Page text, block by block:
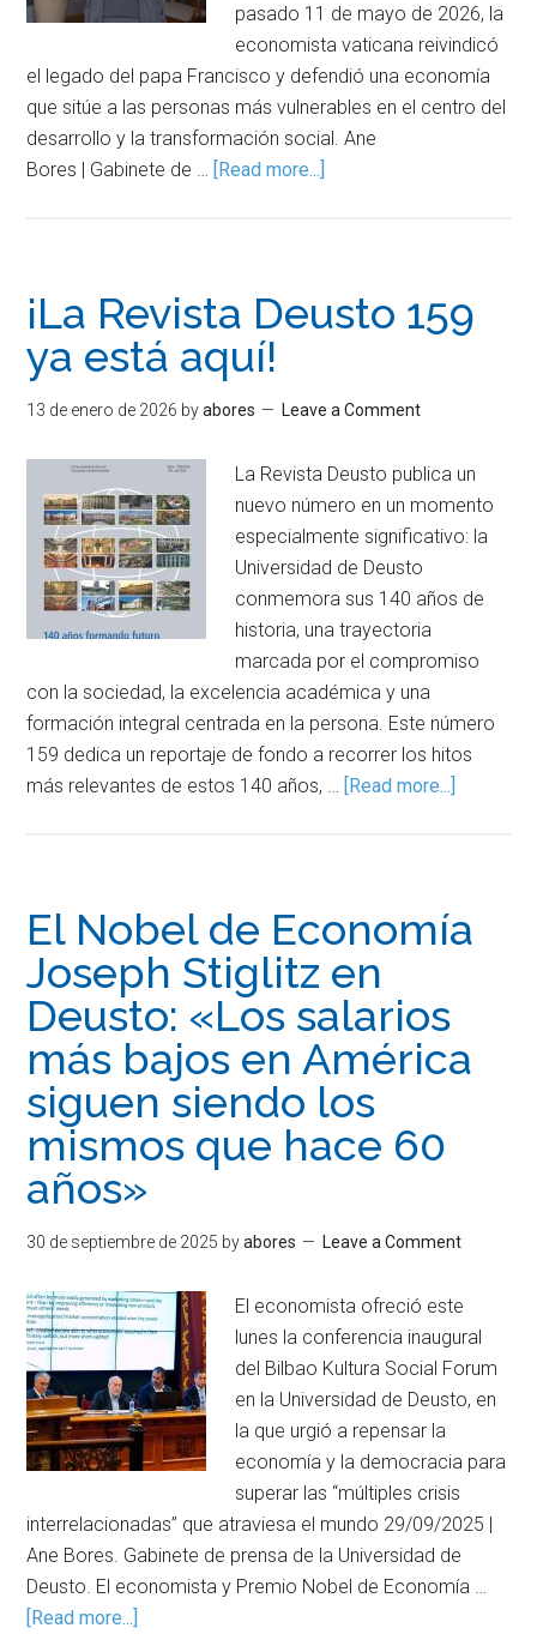
pasado 11 de mayo de 2026, la
economista vaticana reivindicó
el legado del papa Francisco y defendió una economía
que sitúe a las personas más vulnerables en el centro del
desarrollo y la transformación social. Ane
Bores | Gabinete de … [Read more...]
¡La Revista Deusto 159
ya está aquí!
13 de enero de 2026 byabores Leave a Comment
La Revista Deusto publica un
nuevo número en un momento
especialmente significativo: la
Universidad de Deusto
conmemora sus 140 años de
historia, una trayectoria
marcada por el compromiso
con la sociedad, la excelencia académica y una
formación integral centrada en la persona. Este número
159 dedica un reportaje de fondo a recorrer los hitos
más relevantes de estos 140 años, … [Read more...]
El Nobel de Economía
Joseph Stiglitz en
Deusto: «Los salarios
más bajos en América
siguen siendo los
mismos que hace 60
años»
30 de septiembre de 2025 byabores Leave a Comment
El economista ofreció este
lunes la conferencia inaugural
del Bilbao Kultura Social Forum
en la Universidad de Deusto, en
la que urgió a repensar la
economía y la democracia para
superar las “múltiples crisis
interrelacionadas” que atraviesa el mundo 29/09/2025 |
Ane Bores. Gabinete de prensa de la Universidad de
Deusto. El economista y Premio Nobel de Economía …
[Read more...]